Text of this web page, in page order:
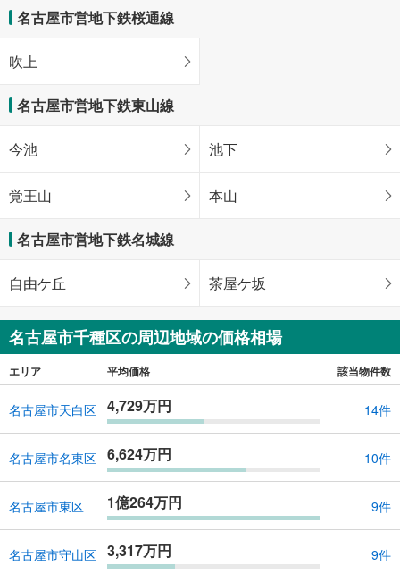
名古屋市営地下鉄桜通線
吹上
名古屋市営地下鉄東山線
今池 池下
覚王山 本山
名古屋市営地下鉄名城線
自由ケ丘 茶屋ケ坂
名古屋市千種区の周辺地域の価格相場
エリア 平均価格 該当物件数
名古屋市天白区 4,729万円 14件
名古屋市名東区 6,624万円 10件
名古屋市東区 1億264万円 9件
名古屋市守山区 3,317万円 9件